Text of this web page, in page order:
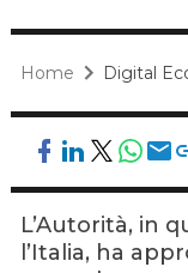
Home Digital
L’Autorità, in
l’Italia, ha